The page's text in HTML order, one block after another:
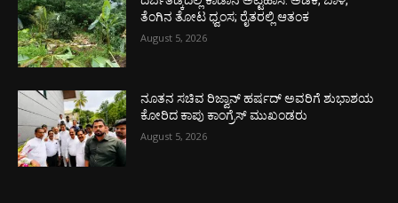
ತೆಂಗಿನ ತೋಟ ಧ್ವಂಸ; ರೈತರಲ್ಲಿ ಆತಂಕ
August 5, 2026
ನೂತನ ಸಚಿವ ರಿಜ್ವಾನ್ ಹರ್ಷದ್ ಅವರಿಗೆ ಶುಭಾಶಯ
ಕೋರಿದ ಕಾಪು ಕಾಂಗ್ರೆಸ್ ಮುಖಂಡರು
August 5, 2026